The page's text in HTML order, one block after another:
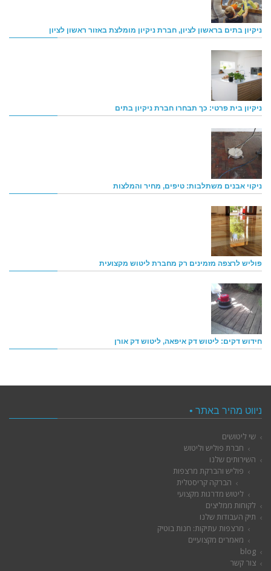
ניקיון בתים בראשון לציון, חברת ניקיון מומלצת באזור ראשון לציון
ניקיון בית פרטי: כך תבחרו חברת ניקיון בתים
ניקוי אבנים משתלבות: טיפים, מחיר והמלצות
פוליש לרצפה מזמינים רק מחברת ליטוש מקצועית
חידוש דקים: ליטוש דק איפאה, ליטוש דק אורן
ניווט מהיר באתר •
שי ליטושים
חברת פוליש וליטוש
השירותים שלנו
פוליש והברקת מרצפות
הברקה קריסטלית
ליטוש מדרגות מקצועי
לקוחות ממליצים
תיק העבודות שלנו
מרצפות עתיקות: חנות בוטיק
מאמרים מקצועיים
blog
צור קשר